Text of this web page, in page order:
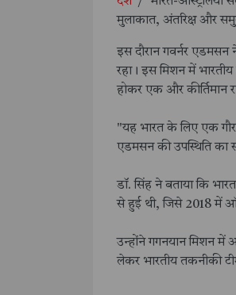
मुलाकात, अंतरिक्ष और
इस दौरान गवर्नर
रहा। इस मिशन में भारतीय
होकर एक और कीर्तिमान
"यह भारत के लिए एक
एडमसन की उपस्थिति का
डॉ. सिंह ने बताया कि
से हुई थी, जिसे 2018 में
उन्होंने गगनयान मिशन में
लेकर भारतीय तकनीकी